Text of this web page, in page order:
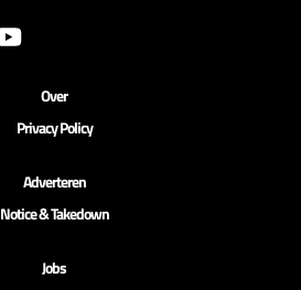
Over
Privacy Policy
Adverteren
Notice & Takedown
Jobs